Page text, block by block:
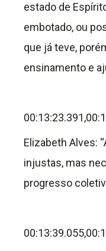
estado de
embotado, ou
que já teve,
ensinamento e
Elizabeth Alves:
injustas, mas
progresso